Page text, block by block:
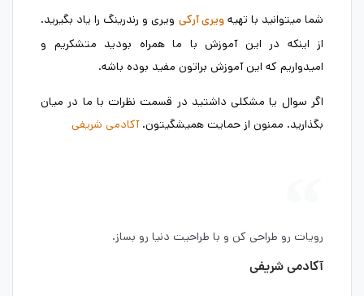
شما میتوانید با تهیهویری آرکی ویری و رندرینگ را یاد بگیرید.
از اینکه در این آموزش با ما همراه بودید متشکریم و
امیدواریم که این آموزش براتون مفید بوده باشه.
اگر سوال یا مشکلی داشتید در قسمت نظرات با ما در میان
بگذارید. ممنون از حمایت همیشگیتون.آکادمی شریفی
رویات رو طراحی کن و با طراحیت دنیا رو بساز.
آکادمی شریفی